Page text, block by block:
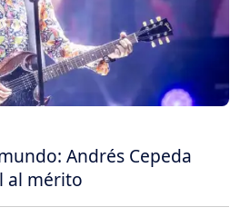
Andrés Cepeda
al mérito